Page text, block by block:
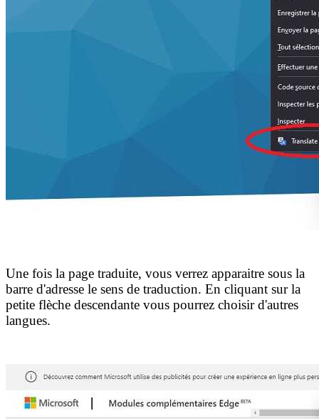
Une fois la page traduite, vous verrez apparaitre sous la
barre d'adresse le sens de traduction. En cliquant sur la
petite flèche descendante vous pourrez choisir d'autres
langues.